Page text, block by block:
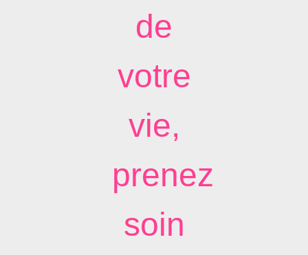
de
votre
vie,
prenez
soin